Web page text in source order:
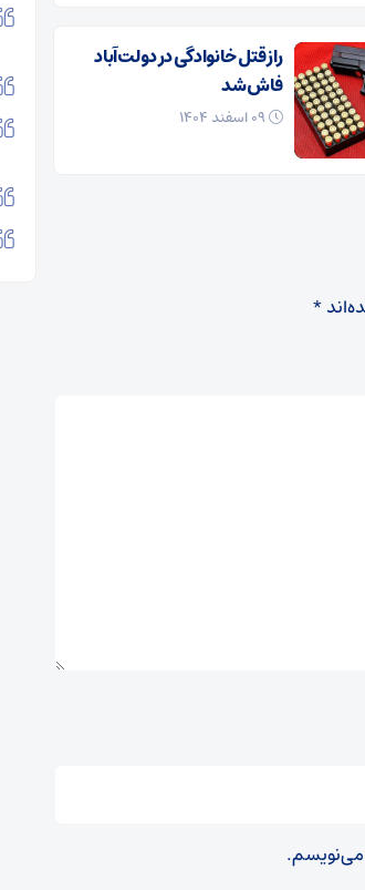
راز قتل خانوادگی در دولت‌آباد
فاش شد
*
می‌نویسم.